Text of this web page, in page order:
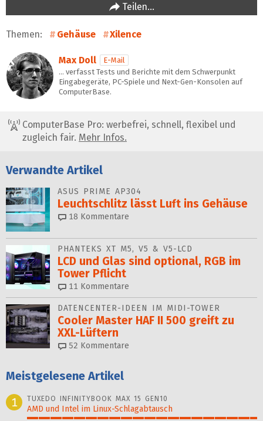
Teilen…
Themen: Gehäuse Xilence
Max Doll
E-Mail
… verfasst Tests und Berichte mit dem Schwerpunkt
Eingabegeräte, PC-Spiele und Next-Gen-Konsolen auf
ComputerBase.
ComputerBase Pro: werbefrei, schnell, flexibel und
zugleich fair. Mehr Infos.
Verwandte Artikel
ASUS PRIME AP304
Leuchtschlitz lässt Luft ins Gehäuse
18 Kommentare
PHANTEKS XT M5, V5 & V5-LCD
LCD und Glas sind optional, RGB im
Tower Pflicht
11 Kommentare
DATENCENTER-IDEEN IM MIDI-TOWER
Cooler Master HAF II 500 greift zu
XXL-Lüftern
52 Kommentare
Meistgelesene Artikel
1
TUXEDO INFINITYBOOK MAX 15 GEN10
AMD und Intel im Linux-Schlagabtausch